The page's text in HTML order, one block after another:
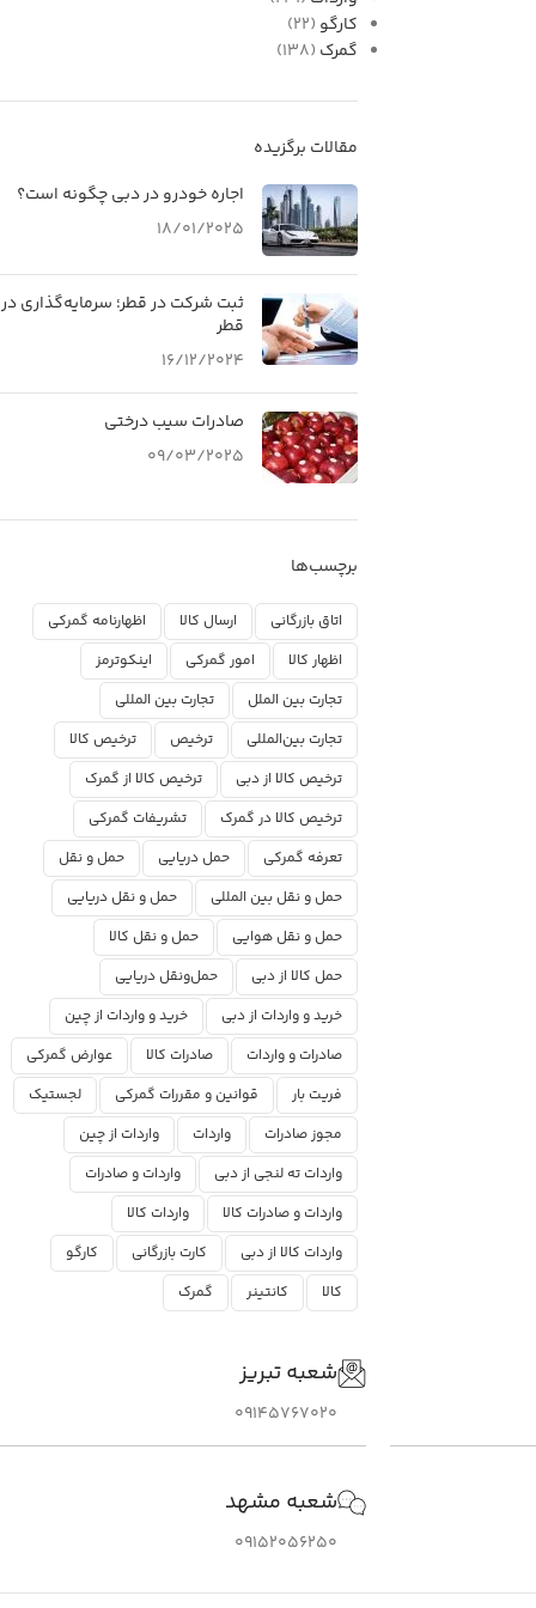
کارگو (22)
گمرک (138)
مقالات برگزیده
اجاره خودرو در دبی چگونه است؟
18/01/2025
ثبت شرکت در قطر؛ سرمایه‌گذاری در
قطر
16/12/2024
صادرات سیب درختی
09/03/2025
برچسب‌ها
اتاق بازرگانی ارسال کالا
اظهارنامه گمرکی
اظهار کالا
امور گمرکی
اینکوترمز
تجارت بین الملل
تجارت بین المللی
تجارت بین‌المللی
ترخیص
ترخیص کالا
ترخیص کالا از دبی
ترخیص کالا از گمرک
ترخیص کالا در گمرک
تشریفات گمرکی
تعرفه گمرکی
حمل دریایی
حمل و نقل
حمل و نقل بین المللی
حمل و نقل دریایی
حمل و نقل هوایی
حمل و نقل کالا
حمل کالا از دبی
حمل‌ونقل دریایی
خرید و واردات از دبی
خرید و واردات از چین
صادرات و واردات
صادرات کالا
عوارض گمرکی
فریت بار
قوانین و مقررات گمرکی
لجستیک
مجوز صادرات
واردات
واردات از چین
واردات ته لنجی از دبی
واردات و صادرات
واردات و صادرات کالا
واردات کالا
واردات کالا از دبی
کارت بازرگانی
کارگو
کالا
کانتینر گمرک
شعبه تبریز
09145767020
شعبه مشهد
09152056250